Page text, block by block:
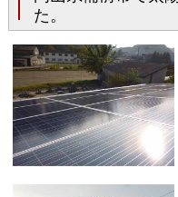
た。